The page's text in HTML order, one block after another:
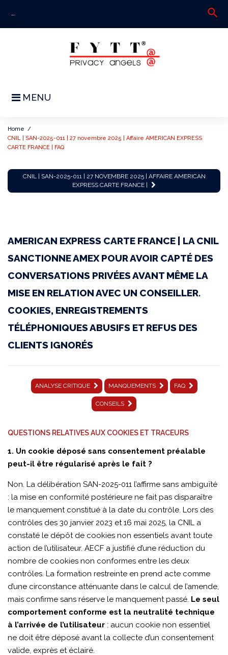
content
search
MENU
Home /
CNIL | SAN-2025-011 | 27 novembre 2025 | Affaire AMERICAN EXPRESS
CARTE FRANCE | FAQ
CNIL
|
011
|
27
novembre
2025
EXPRESS
FRANCE
FAQ
CNIL | SAN-2025-011 | 27 NOVEMBRE 2025 | AFFAIRE AMERICAN
EXPRESS CARTE FRANCE |
AMERICAN EXPRESS CARTE FRANCE | LA CNIL
SANCTIONNE AMEX POUR AVOIR CAPTÉ DES
CONVERSATIONS PRIVÉES AVANT MÊME LA
MISE EN RELATION AVEC UN CONSEILLER.
COOKIES, ENREGISTREMENTS
TÉLÉPHONIQUES ABUSIFS ET REFUS DES
CLIENTS IGNORÉS
ANALYSE CRITIQUE MANQUEMENTS FAQ
CONSEILS
QUESTIONS RELATIVES AUX COOKIES ET TRACEURS
1. Un cookie déposé sans consentement préalable
peut-il être régularisé après le fait ?
Non. La délibération SAN-2025-011 l’affirme sans ambiguïté
: la mise en conformité postérieure ne fait pas disparaître
le manquement constitué à la date du contrôle. Lors des
contrôles des 30 janvier 2023 et 16 mai 2025, la CNIL a
constaté le dépôt de cookies non essentiels avant toute
action de l’utilisateur. AECF a justifié d’une réduction du
nombre de cookies non conformes entre les deux
contrôles. La formation restreinte en prend acte comme
d’une circonstance atténuante dans le calcul de l’amende,
mais confirme sans réserve le manquement passé. Le seul
comportement conforme est la neutralité technique
à l’arrivée de l’utilisateur : aucun cookie non essentiel
ne doit être déposé avant la collecte d’un consentement
valide, exprès et éclairé.